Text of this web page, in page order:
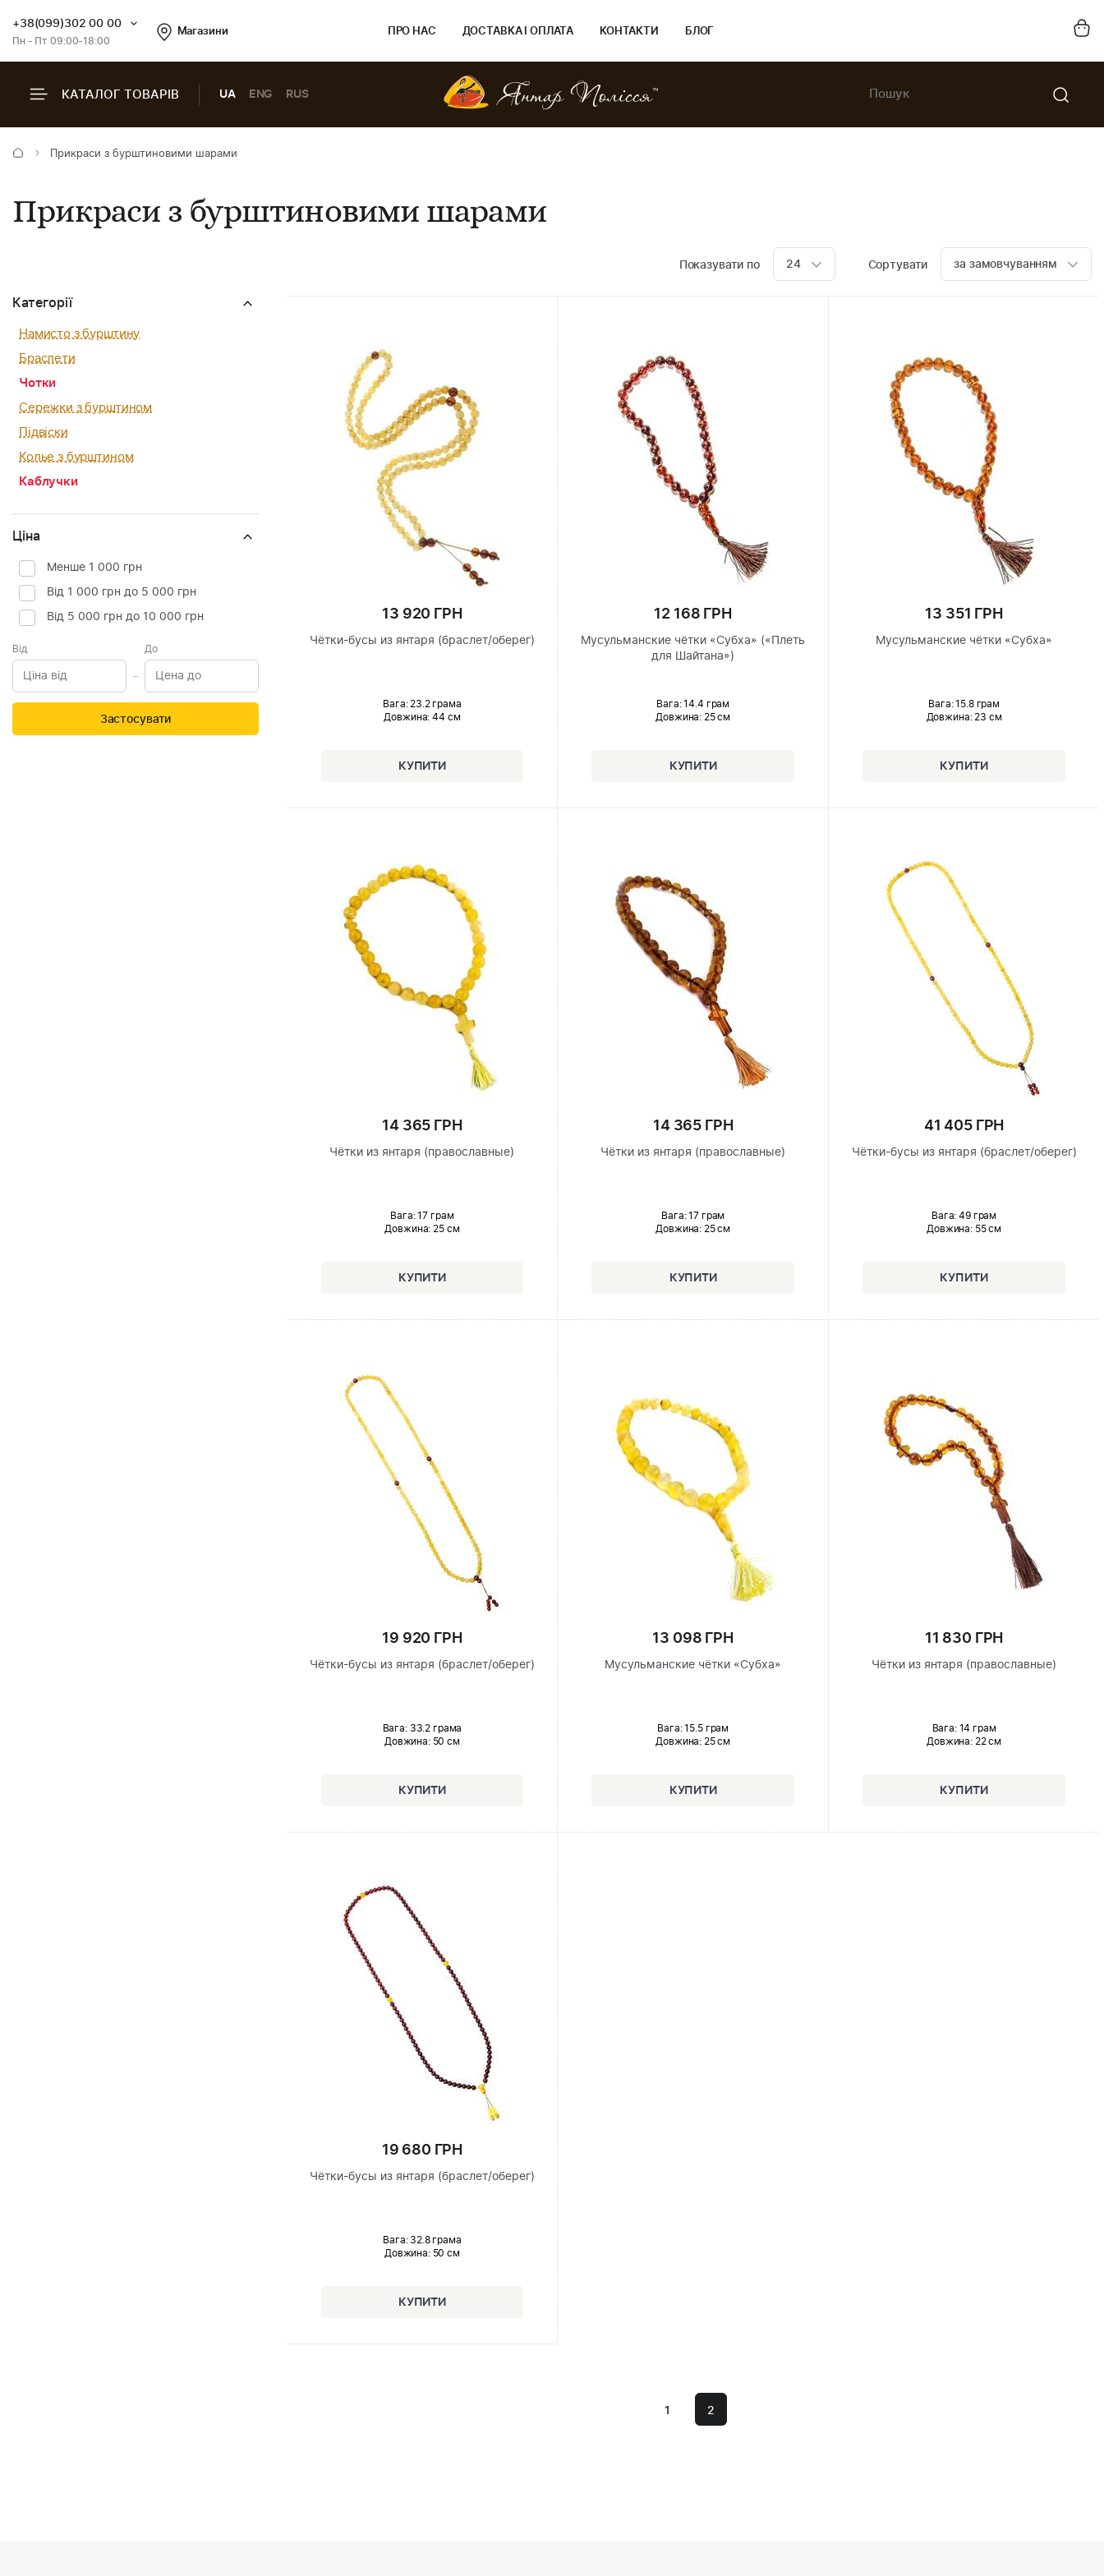
+38(099)302 00 00
Пн - Пт 09:00-18:00
Магазини ПРО НАС ДОСТАВКА І ОПЛАТА КОНТАКТИ БЛОГ
КАТАЛОГ ТОВАРІВ UA ENG RUS
Прикраси з бурштиновими шарами
Прикраси з бурштиновими шарами
Показувати по 24 Сортувати за замовчуванням
Категорії
Намисто з бурштину
Браслети
Чотки
Сережки з бурштином
Підвіски
Колье з бурштином
Каблучки
Ціна
Менше 1 000 грн
Від 1 000 грн до 5 000 грн
Від 5 000 грн до 10 000 грн
Від До
Застосувати
13 920 ГРН
Чётки-бусы из янтаря (браслет/оберег)
Вага: 23.2 грама
Довжина: 44 см
12 168 ГРН
Мусульманские чётки «Субха» («Плеть
для Шайтана»)
Вага: 14.4 грам
Довжина: 25 см
13 351 ГРН
Мусульманские чётки «Субха»
Вага: 15.8 грам
Довжина:23 см
14 365 ГРН
Чётки из янтаря (православные)
Вага: 17 грам
Довжина: 25 см
14 365 ГРН
Чётки из янтаря (православные)
Вага: 17 грам
Довжина: 25 см
41 405 ГРН
Чётки-бусы из янтаря (браслет/оберег)
Вага: 49 грам
Довжина:55 см
19 920 ГРН
Чётки-бусы из янтаря (браслет/оберег)
Вага: 33.2 грама
Довжина:50 см
13 098 ГРН
Мусульманские чётки «Субха»
Вага: 15.5 грам
Довжина: 25 см
11 830 ГРН
Чётки из янтаря (православные)
Вага: 14 грам
Довжина:22 см
19 680 ГРН
Чётки-бусы из янтаря (браслет/оберег)
Вага: 32.8 грама
Довжина:50 см
1 2